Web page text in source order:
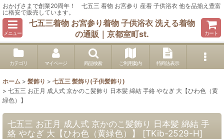
おかげさまで創業20周年！ 七五三 着物 お宮参り 産着 子供浴衣 他を品揃え豊富
に格安で販売しています。
メニュー
七五三着物 お宮参り着物 子供浴衣 洗える着物
の通販｜京都室町st.
カート
カテゴリ マイページ 商品検索 ご利用案内 特商法表示
ホーム > 髪飾り > 七五三 髪飾り(子供髪飾り)
> 七五三 お正月 成人式 京かのこ髪飾り 日本髪 綿結 手絡 やなぎ 大【ひわ色（黄
緑色）】
七五三 お正月 成人式 京かのこ髪飾り 日本髪 綿結 手
絡 やなぎ 大【ひわ色（黄緑色）】
[TKib-2529-H]